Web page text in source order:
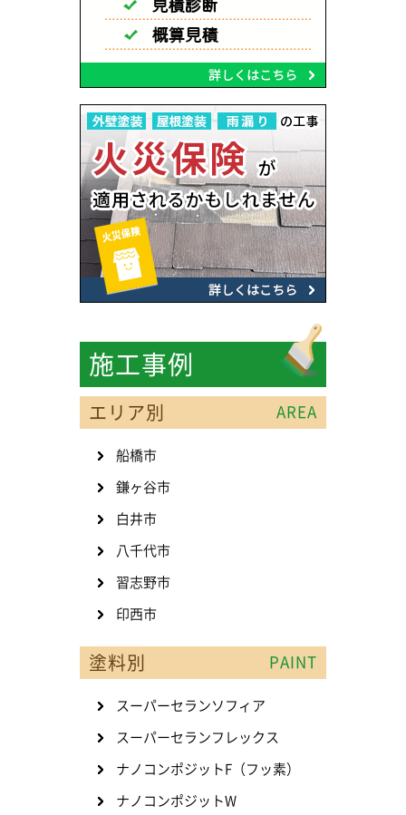
施工事例
エリア別 AREA
船橋市
鎌ヶ谷市
白井市
八千代市
習志野市
印西市
塗料別 PAINT
スーパーセランソフィア
スーパーセランフレックス
ナノコンポジットF（フッ素）
ナノコンポジットW